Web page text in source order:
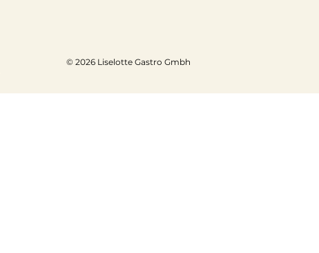
© 2026 Liselotte Gastro Gmbh